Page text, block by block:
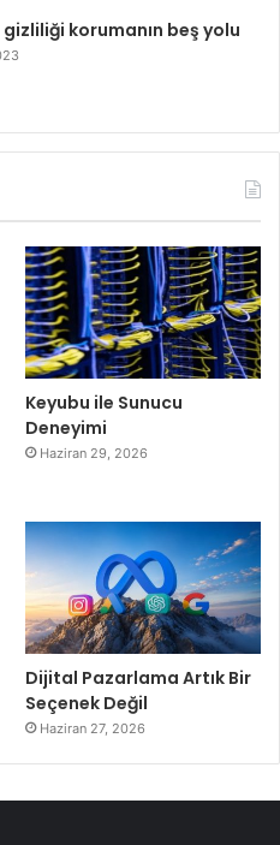
gizliliği korumanın beş yolu
Keyubu ile Sunucu
Deneyimi
Haziran 29, 2026
Dijital Pazarlama Artık Bir
Seçenek Değil
Haziran 27, 2026